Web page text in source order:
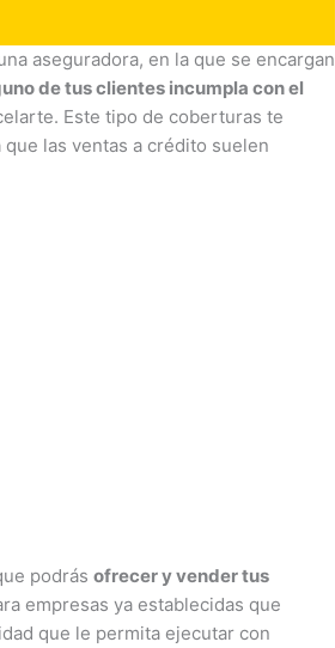
aseguradora, en la que se encargan
de tus clientes incumpla con el
Este tipo de coberturas te
las ventas a crédito suelen
podrás ofrecer y vender tus
empresas ya establecidas que
que le permita ejecutar con